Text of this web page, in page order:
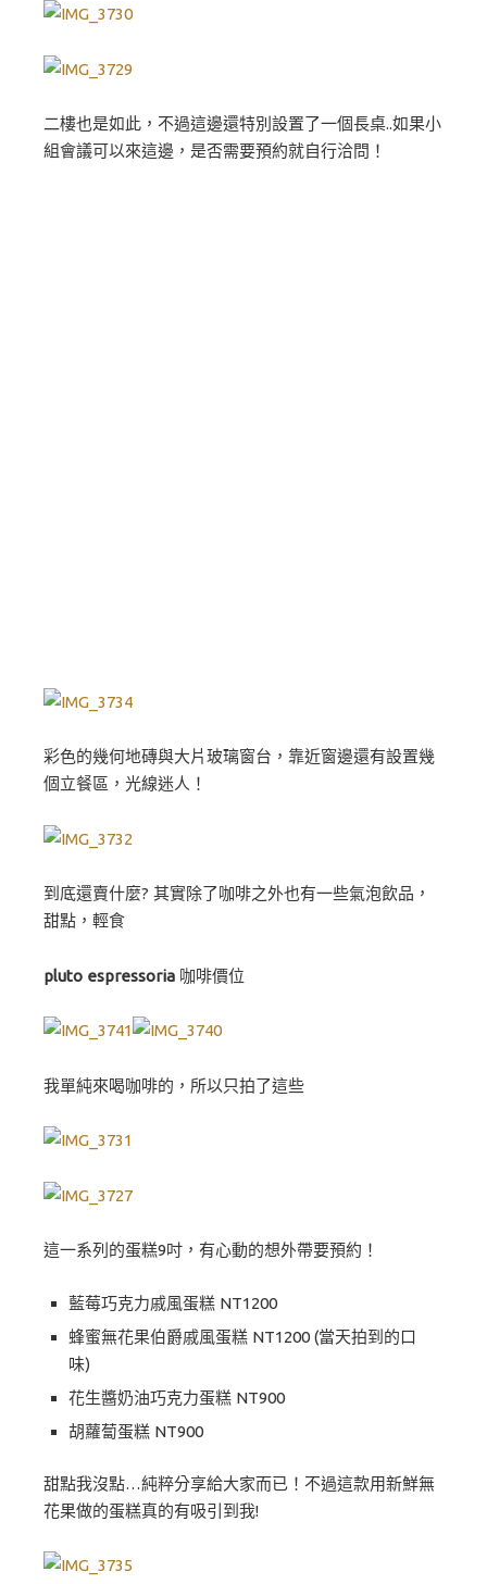
二樓也是如此，不過這邊還特別設置了一個長桌..如果小
組會議可以來這邊，是否需要預約就自行洽問！
彩色的幾何地磚與大片玻璃窗台，靠近窗邊還有設置幾
個立餐區，光線迷人！
到底還賣什麼? 其實除了咖啡之外也有一些氣泡飲品，
甜點，輕食
pluto espressoria 咖啡價位
我單純來喝咖啡的，所以只拍了這些
這一系列的蛋糕9吋，有心動的想外帶要預約！
藍莓巧克力戚風蛋糕 NT1200
蜂蜜無花果伯爵戚風蛋糕 NT1200 (當天拍到的口
味)
花生醬奶油巧克力蛋糕 NT900
胡蘿蔔蛋糕 NT900
甜點我沒點…純粹分享給大家而已！不過這款用新鮮無
花果做的蛋糕真的有吸引到我!